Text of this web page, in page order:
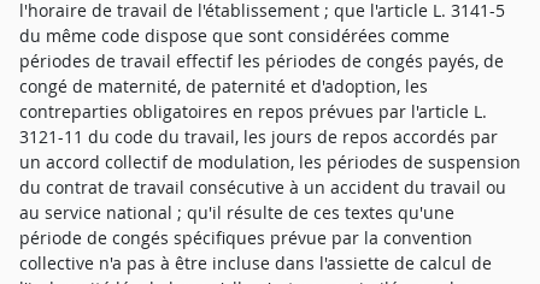
l'horaire de travail de l'établissement ; que l'article L. 3141-5
du même code dispose que sont considérées comme
périodes de travail effectif les périodes de congés payés, de
congé de maternité, de paternité et d'adoption, les
contreparties obligatoires en repos prévues par l'article L.
3121-11 du code du travail, les jours de repos accordés par
un accord collectif de modulation, les périodes de suspension
du contrat de travail consécutive à un accident du travail ou
au service national ; qu'il résulte de ces textes qu'une
période de congés spécifiques prévue par la convention
collective n'a pas à être incluse dans l'assiette de calcul de